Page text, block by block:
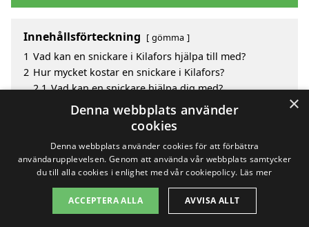
Innehållsförteckning gömma
1 Vad kan en snickare i Kilafors hjälpa till med?
2 Hur mycket kostar en snickare i Kilafors?
2.1 Vad kan en snickare hjälpa dig med?
Fördelar med att välja snickare i Kilafors
Sök efter en skicklig snickare i de omgivande
Copyright 2026 - Pilanto Aps
Om / kontakt Blogg Webbplatskarta Villkor
×
Denna webbplats använder
cookies
Denna webbplats använder cookies för att förbättra
användarupplevelsen. Genom att använda vår webbplats samtycker
du till alla cookies i enlighet med vår cookiepolicy. Läs mer
ACCEPTERA ALLA AVVISA ALLT